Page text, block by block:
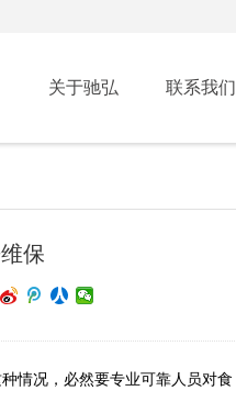
关于驰弘 联系我们
保
情况，必然要专业可靠人员对食